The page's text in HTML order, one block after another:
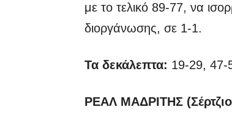
με το τελικό 89-77, να
διοργάνωσης, σε 1-1.
Τα δεκάλεπτα: 19-29, 47-
ΡΕΑΛ ΜΑΔΡΙΤΗΣ